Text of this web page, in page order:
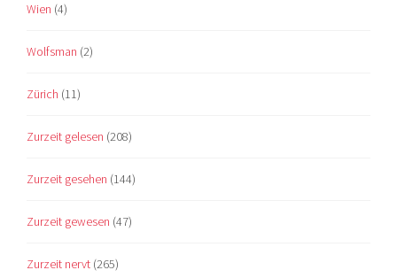
Wien (4)
Wolfsman (2)
Zürich (11)
Zurzeit gelesen (208)
Zurzeit gesehen (144)
Zurzeit gewesen (47)
Zurzeit nervt (265)